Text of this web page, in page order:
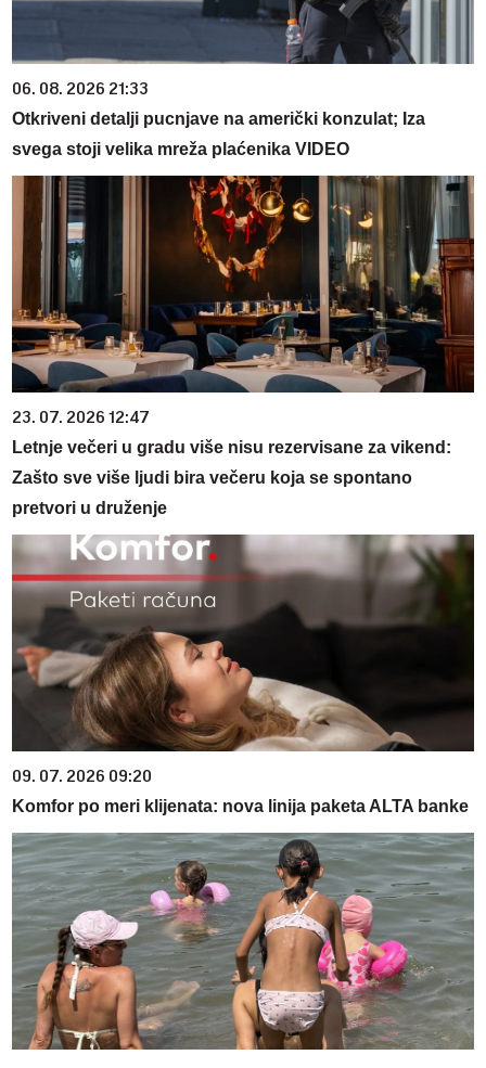
06. 08. 2026 21:33
Otkriveni detalji pucnjave na američki konzulat; Iza
svega stoji velika mreža plaćenika VIDEO
23. 07. 2026 12:47
Letnje večeri u gradu više nisu rezervisane za vikend:
Zašto sve više ljudi bira večeru koja se spontano
pretvori u druženje
09. 07. 2026 09:20
Komfor po meri klijenata: nova linija paketa ALTA banke